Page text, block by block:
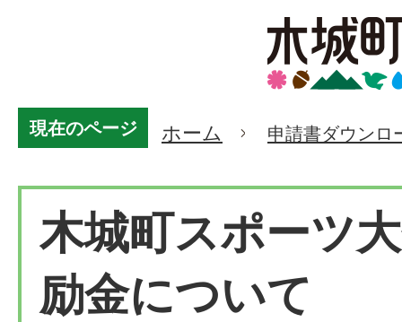
現在のページ ホーム 申請書ダウンロ
木城町スポーツ
励金について